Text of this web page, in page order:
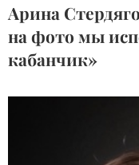
Арина
на фото мы
кабанчик»